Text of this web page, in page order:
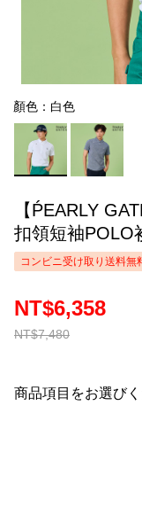
顏色：白色
【ṔEARLY
コンビニ受け取り送料無
NT$7,480
NT$6,358
商品項目をお選び